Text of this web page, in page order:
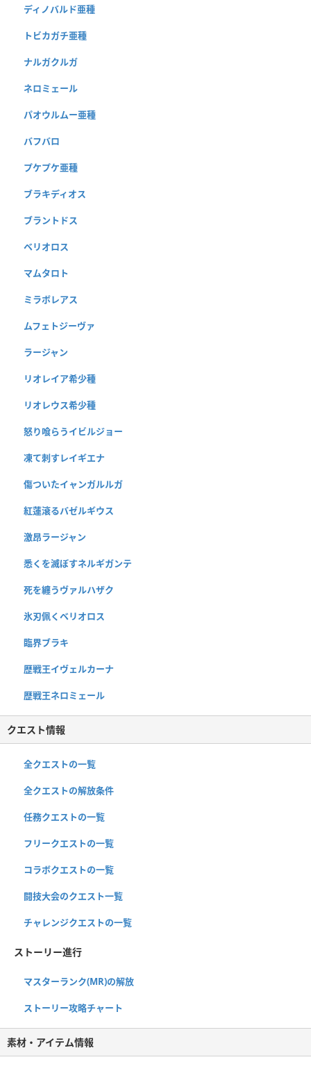
ディノバルド亜種
トビカガチ亜種
ナルガクルガ
ネロミェール
パオウルムー亜種
バフバロ
プケプケ亜種
ブラキディオス
ブラントドス
ベリオロス
マムタロト
ミラボレアス
ムフェトジーヴァ
ラージャン
リオレイア希少種
リオレウス希少種
怒り喰らうイビルジョー
凍て刺すレイギエナ
傷ついたイャンガルルガ
紅蓮滾るバゼルギウス
激昂ラージャン
悉くを滅ぼすネルギガンテ
死を纏うヴァルハザク
氷刃佩くベリオロス
臨界ブラキ
歴戦王イヴェルカーナ
歴戦王ネロミェール
クエスト情報
全クエストの一覧
全クエストの解放条件
任務クエストの一覧
フリークエストの一覧
コラボクエストの一覧
闘技大会のクエスト一覧
チャレンジクエストの一覧
ストーリー進行
マスターランク(MR)の解放
ストーリー攻略チャート
素材・アイテム情報